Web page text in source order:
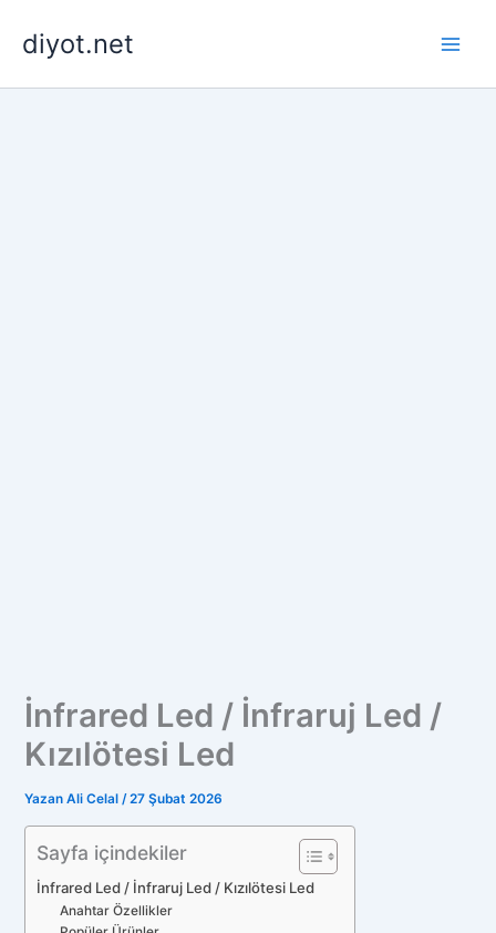
atladiyot.net
İnfrared Led / İnfraruj Led /
Kızılötesi Led
Yazan Ali Celal/27 Şubat 2026
Sayfa içindekiler
İnfrared Led / İnfraruj Led / Kızılötesi Led
Anahtar Özellikler